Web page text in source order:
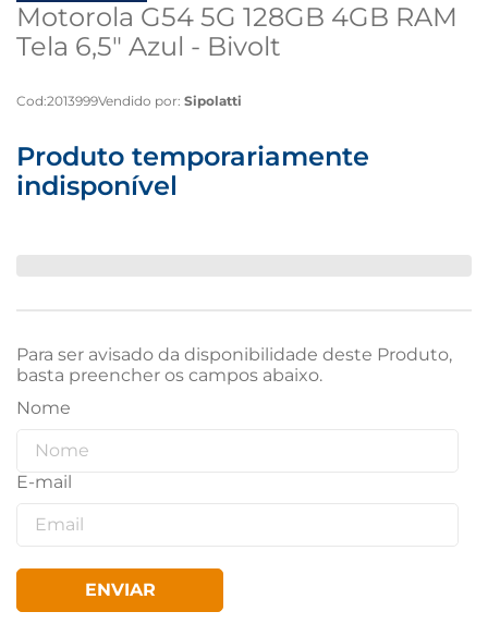
Motorola G54 5G 128GB 4GB RAM
Tela 6,5" Azul - Bivolt
Cod:2013999Vendido por: Sipolatti
Produto temporariamente
indisponível
Para ser avisado da disponibilidade deste Produto,
basta preencher os campos abaixo.
ENVIAR